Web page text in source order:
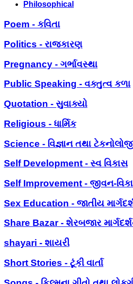
Philosophical
Poem - કવિતા
Politics - રાજકારણ
Pregnancy - ગર્ભાવસ્થા
Public Speaking - વક્તુત્વ કળા
Quotation - સુવાક્યો
Religious - ધાર્મિક
Science - વિજ્ઞાન તથા
Self Development - સ્વ વિકાસ
Self Improvement - જીવન-
Sex Education - જાતીય
Share Bazar - શેરબજાર
shayari - શાયરી
Short Stories - ટૂંકી વાર્તા